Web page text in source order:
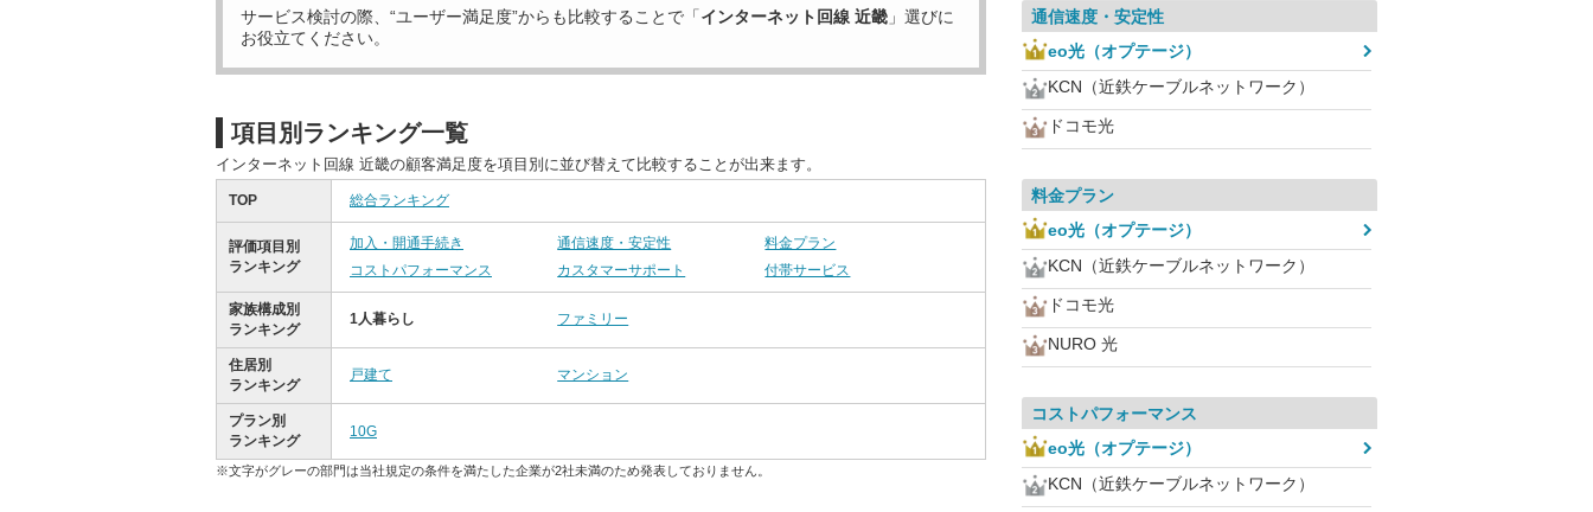
サービス検討の際、“ユーザー満足度”からも比較することで「インターネット回線 近畿 」選びに
お役立てください。
項目別ランキング一覧
インターネット回線 近畿の顧客満足度を項目別に並び替えて比較することが出来ます。
TOP 総合ランキング
評価項目別
ランキング
加入・開通手続き 通信速度・安定性
料金プラン
コストパフォーマンス
カスタマーサポート 付帯サービス
家族構成別
ランキング
1人暮らし ファミリー
住居別
ランキング
戸建て マンション
プラン別
ランキング
10G
※文字がグレーの部門は当社規定の条件を満たした企業が2社未満のため発表しておりません。
通信速度・安定性
eo光（オプテージ）
KCN（近鉄ケーブルネットワーク）
ドコモ光
料金プラン
eo光（オプテージ）
KCN（近鉄ケーブルネットワーク）
ドコモ光
NURO 光
コストパフォーマンス
eo光（オプテージ）
KCN（近鉄ケーブルネットワーク）